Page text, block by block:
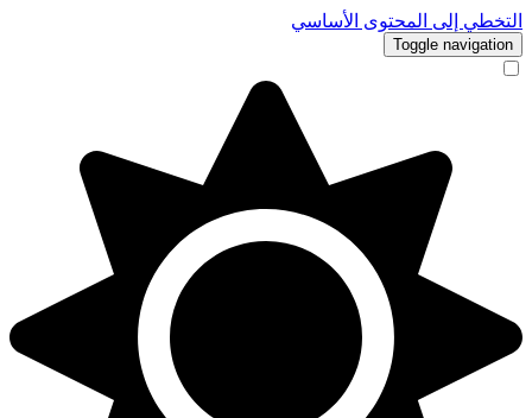
التخطي إلى المحتوى الأساسي
Toggle navigation